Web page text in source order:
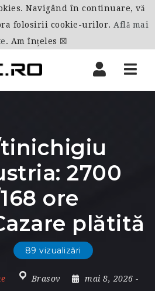
2700
ore
plătită
89 vizualizări
Brasov mai 8, 2026 -
Navigând în continuare, vă
folosirii cookie-urilor. Află mai
. Am înțeles ☒